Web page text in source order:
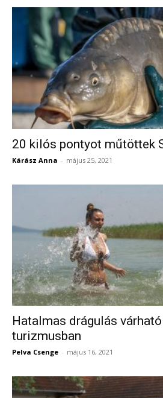
20 kilós pontyot műtöttek
Kárász Anna - május 25, 2021
Hatalmas drágulás
turizmusban
Pelva Csenge - május 16, 2021